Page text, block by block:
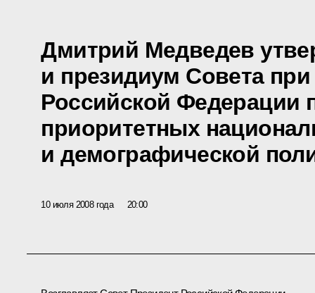
Дмитрий Медведев
и президиум Совета
Российской Федерации
приоритетных
и демографической
10 июля 2008 года 20:00